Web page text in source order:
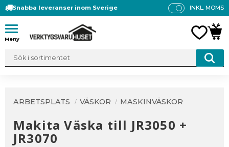
Meny
Snabba leveranser inom Sverige
P
A
INKL. MOMS
ARBETSPLATS VÄSKOR MASKINVÄSKOR
Makita Väska till JR3050 +
JR3070